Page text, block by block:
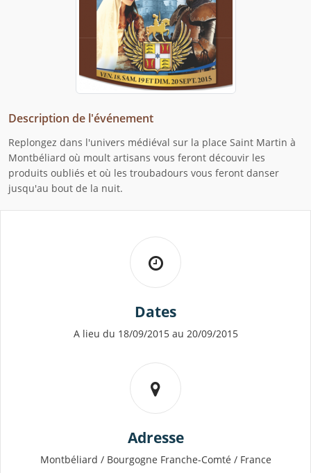
Description de l'événement
Replongez dans l'univers médiéval sur la place Saint Martin à
Montbéliard où moult artisans vous feront découvir les
produits oubliés et où les troubadours vous feront danser
jusqu'au bout de la nuit.
Dates
A lieu du 18/09/2015 au 20/09/2015
Adresse
Montbéliard / Bourgogne Franche-Comté / France